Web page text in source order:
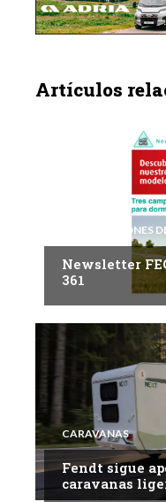
Artículos
INFORMACIONES
Newsletter
361
CARAVANAS
Fendt sigue
caravanas